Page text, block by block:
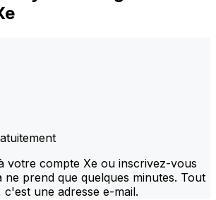
votre compte Xe ou inscrivez-vous
ne prend que quelques minutes. Tout
une adresse e-mail.